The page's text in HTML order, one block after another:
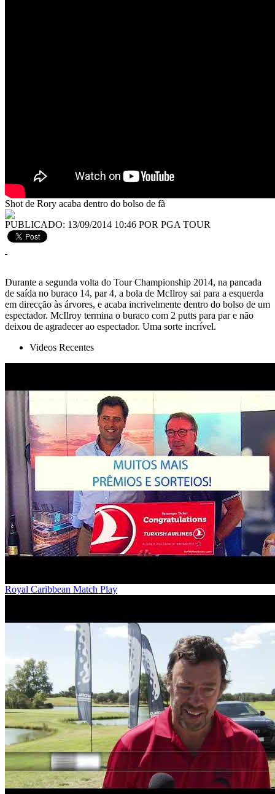
Shot de Rory acaba dentro do bolso de fã
PUBLICADO: 13/09/2014 10:46 POR PGA TOUR
Durante a segunda volta do Tour Championship 2014, na pancada
de saída no buraco 14, par 4, a bola de McIlroy sai para a esquerda
em direcção às árvores, e acaba incrivelmente dentro do bolso de um
espectador. McIlroy termina o buraco com 2 putts para par e não
deixou de agradecer ao espectador. Uma sorte incrível.
Videos Recentes
Royal Caribbean Match Play